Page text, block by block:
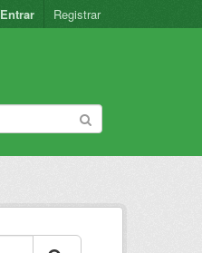
Entrar Registrar